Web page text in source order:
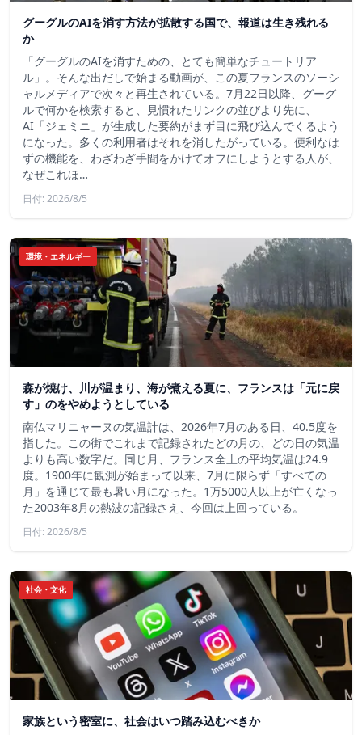
グーグルのAIを消す方法が拡散する国で、報道は生き残れる
か
「グーグルのAIを消すための、とても簡単なチュートリア
ル」。そんな出だしで始まる動画が、この夏フランスのソーシ
ャルメディアで次々と再生されている。7月22日以降、グーグ
ルで何かを検索すると、見慣れたリンクの並びより先に、
AI「ジェミニ」が生成した要約がまず目に飛び込んでくるよう
になった。多くの利用者はそれを消したがっている。便利なは
ずの機能を、わざわざ手間をかけてオフにしようとする人が、
なぜこれほ…
日付: 2026/8/5
環境・エネルギー
森が焼け、川が温まり、海が煮える夏に、フランスは「元に戻
す」のをやめようとしている
南仏マリニャーヌの気温計は、2026年7月のある日、40.5度を
指した。この街でこれまで記録されたどの月の、どの日の気温
よりも高い数字だ。同じ月、フランス全土の平均気温は24.9
度。1900年に観測が始まって以来、7月に限らず「すべての
月」を通じて最も暑い月になった。1万5000人以上が亡くなっ
た2003年8月の熱波の記録さえ、今回は上回っている。
日付: 2026/8/5
社会・文化
家族という密室に、社会はいつ踏み込むべきか